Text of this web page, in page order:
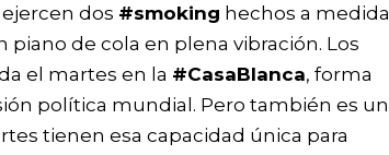
dos #smoking hechos a medida
de cola en plena vibración. Los
el martes en la #CasaBlanca, forma
política mundial. Pero también es un
tienen esa capacidad única para